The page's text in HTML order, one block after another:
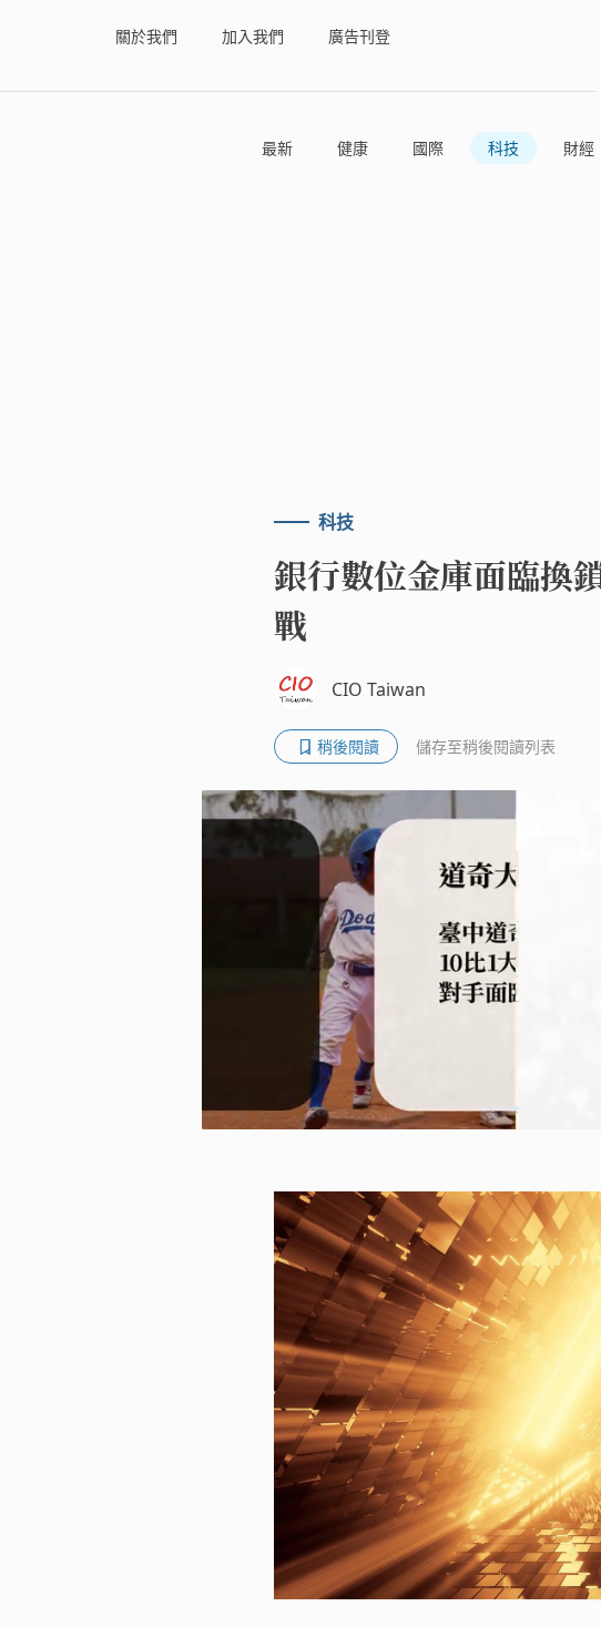
關於我們 加入我們 廣告刊登
最新 健康 國際 科技 財經
科技
銀行數位金庫面臨換
戰
CIO Taiwan
稍後閱讀 儲存至稍後閱讀列表